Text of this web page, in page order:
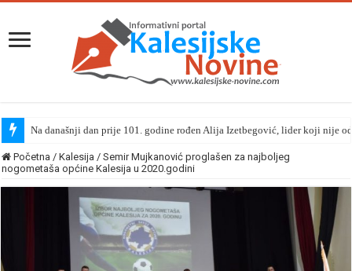
Na današnji dan prije 101. godine rođen Alija Izetbegović, lider koji nije
Početna / Kalesija / Semir Mujkanović proglašen za najboljeg
nogometaša općine Kalesija u 2020.godini